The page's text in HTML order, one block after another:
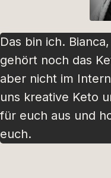
Das bin ich.
gehört noch das
aber nicht im
uns kreative Keto
für euch aus und
euch.